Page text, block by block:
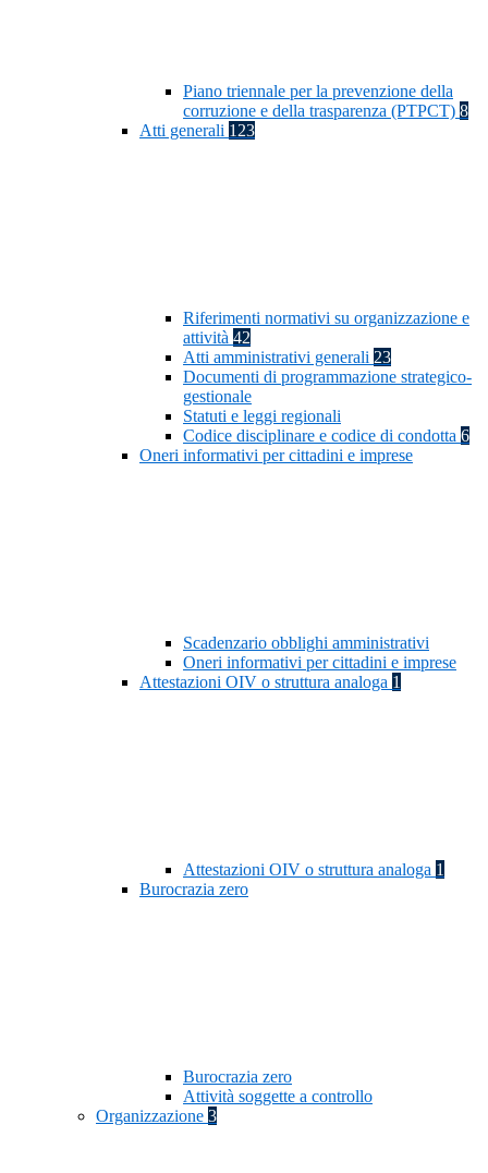
Piano triennale per la prevenzione della
corruzione e della trasparenza (PTPCT) 8
Atti generali 123
Riferimenti normativi su organizzazione e
attività 42
Atti amministrativi generali 23
Documenti di programmazione strategico-
gestionale
Statuti e leggi regionali
Codice disciplinare e codice di condotta 6
Oneri informativi per cittadini e imprese
Scadenzario obblighi amministrativi
Oneri informativi per cittadini e imprese
Attestazioni OIV o struttura analoga 1
Attestazioni OIV o struttura analoga 1
Burocrazia zero
Burocrazia zero
Attività soggette a controllo
Organizzazione 3